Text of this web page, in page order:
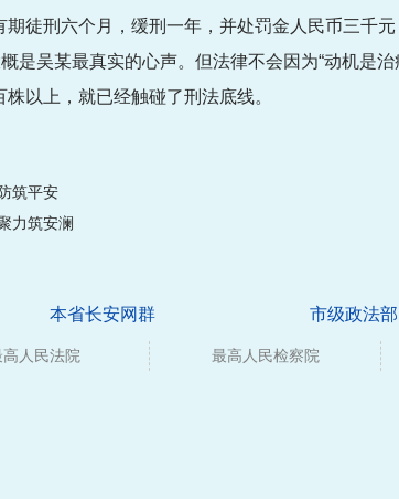
徒刑六个月，缓刑一年，并处罚金人民币三千元
是吴某最真实的心声。但法律不会因为“动机是
以上，就已经触碰了刑法底线。
筑平安
力筑安澜
本省长安网群 市级政法
高人民法院 最高人民检察院